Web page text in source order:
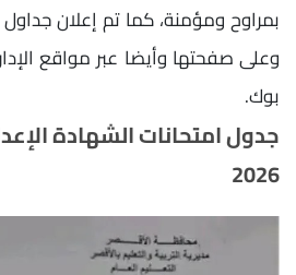
بمراوح ومؤمنة، كما تم إعلان
وعلى صفحتها وأيضا عبر مواقع
بوك.
جدول امتحانات الشهادة
2026